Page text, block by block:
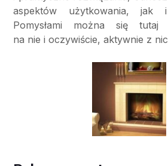
aspektów użytkowania, jak
Pomysłami można się tutaj
na nie i oczywiście, aktywnie z